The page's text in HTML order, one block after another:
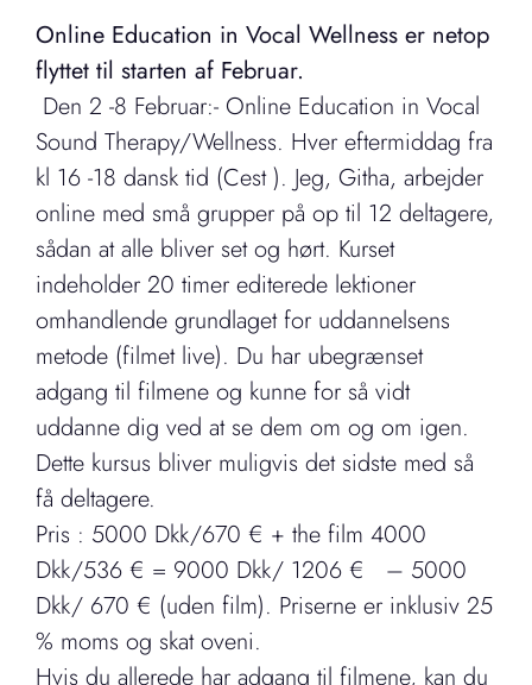
Online Education in Vocal Wellness er netop
flyttet til starten af Februar.
Den 2 -8 Februar:- Online Education in Vocal
Sound Therapy/Wellness. Hver eftermiddag fra
kl 16 -18 dansk tid (Cest ). Jeg, Githa, arbejder
online med små grupper på op til 12 deltagere,
sådan at alle bliver set og hørt. Kurset
indeholder 20 timer editerede lektioner
omhandlende grundlaget for uddannelsens
metode (filmet live). Du har ubegrænset
adgang til filmene og kunne for så vidt
uddanne dig ved at se dem om og om igen.
Dette kursus bliver muligvis det sidste med så
få deltagere.
Pris : 5000 Dkk/670 € + the film 4000
Dkk/536 € = 9000 Dkk/ 1206 € – 5000
Dkk/ 670 € (uden film). Priserne er inklusiv 25
% moms og skat oveni.
Hvis du allerede har adgang til filmene, kan du